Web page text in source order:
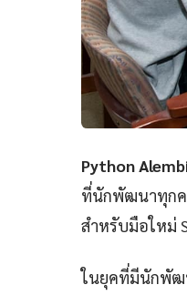
Python
ที่นักพัฒนาทุกค
สำหรับมือใหม่
ในยุคที่มีนักพัฒ